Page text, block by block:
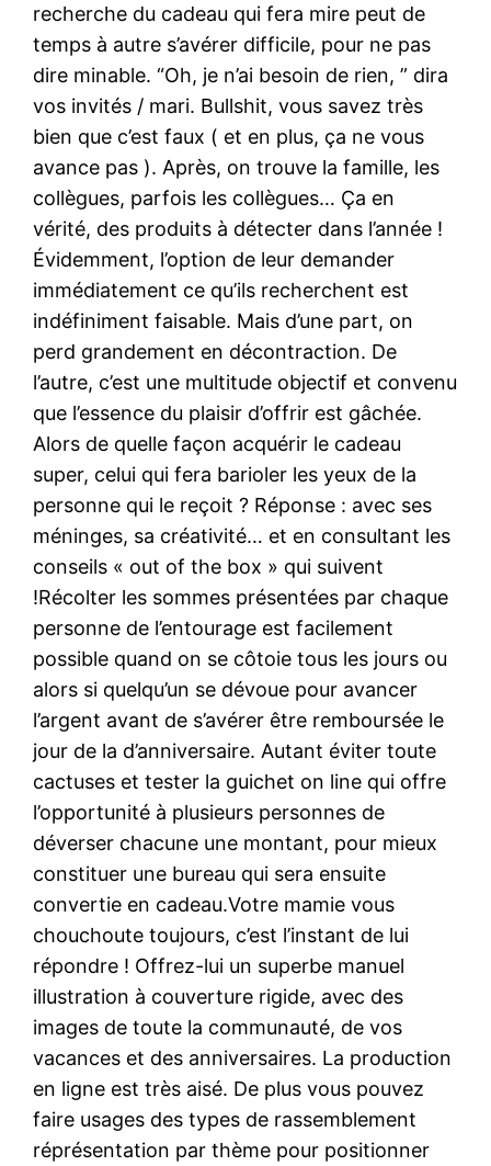
recherche du cadeau qui fera mire peut de
temps à autre s’avérer difficile, pour ne pas
dire minable. “Oh, je n’ai besoin de rien, ” dira
vos invités / mari. Bullshit, vous savez très
bien que c’est faux ( et en plus, ça ne vous
avance pas ). Après, on trouve la famille, les
collègues, parfois les collègues… Ça en
vérité, des produits à détecter dans l’année !
Évidemment, l’option de leur demander
immédiatement ce qu’ils recherchent est
indéfiniment faisable. Mais d’une part, on
perd grandement en décontraction. De
l’autre, c’est une multitude objectif et convenu
que l’essence du plaisir d’offrir est gâchée.
Alors de quelle façon acquérir le cadeau
super, celui qui fera barioler les yeux de la
personne qui le reçoit ? Réponse : avec ses
méninges, sa créativité… et en consultant les
conseils « out of the box » qui suivent
!Récolter les sommes présentées par chaque
personne de l’entourage est facilement
possible quand on se côtoie tous les jours ou
alors si quelqu’un se dévoue pour avancer
l’argent avant de s’avérer être remboursée le
jour de la d’anniversaire. Autant éviter toute
cactuses et tester la guichet on line qui offre
l’opportunité à plusieurs personnes de
déverser chacune une montant, pour mieux
constituer une bureau qui sera ensuite
convertie en cadeau.Votre mamie vous
chouchoute toujours, c’est l’instant de lui
répondre ! Offrez-lui un superbe manuel
illustration à couverture rigide, avec des
images de toute la communauté, de vos
vacances et des anniversaires. La production
en ligne est très aisé. De plus vous pouvez
faire usages des types de rassemblement
réprésentation par thème pour positionner